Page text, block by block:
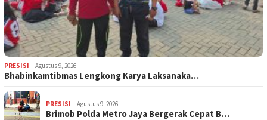
PRESISI Agustus 9, 2026
Bhabinkamtibmas Lengkong Karya Laksanaka…
PRESISI Agustus 9, 2026
Brimob Polda Metro Jaya Bergerak Cepat B…